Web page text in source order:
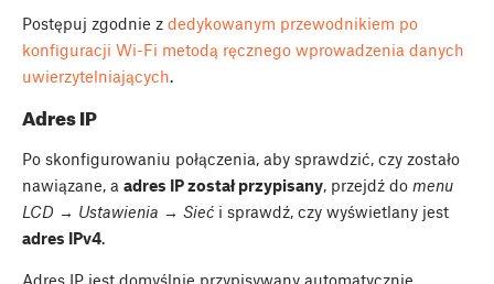
Postępuj zgodnie z dedykowanym przewodnikiem po
konfiguracji Wi-Fi metodą ręcznego wprowadzenia danych
uwierzytelniających.
Adres IP
Po skonfigurowaniu połączenia, aby sprawdzić, czy zostało
nawiązane, a adres IP został przypisany, przejdź do menu
LCD → Ustawienia → Sieć i sprawdź, czy wyświetlany jest
adres IPv4.
Adres IP jest domyślnie przypisywany automatycznie